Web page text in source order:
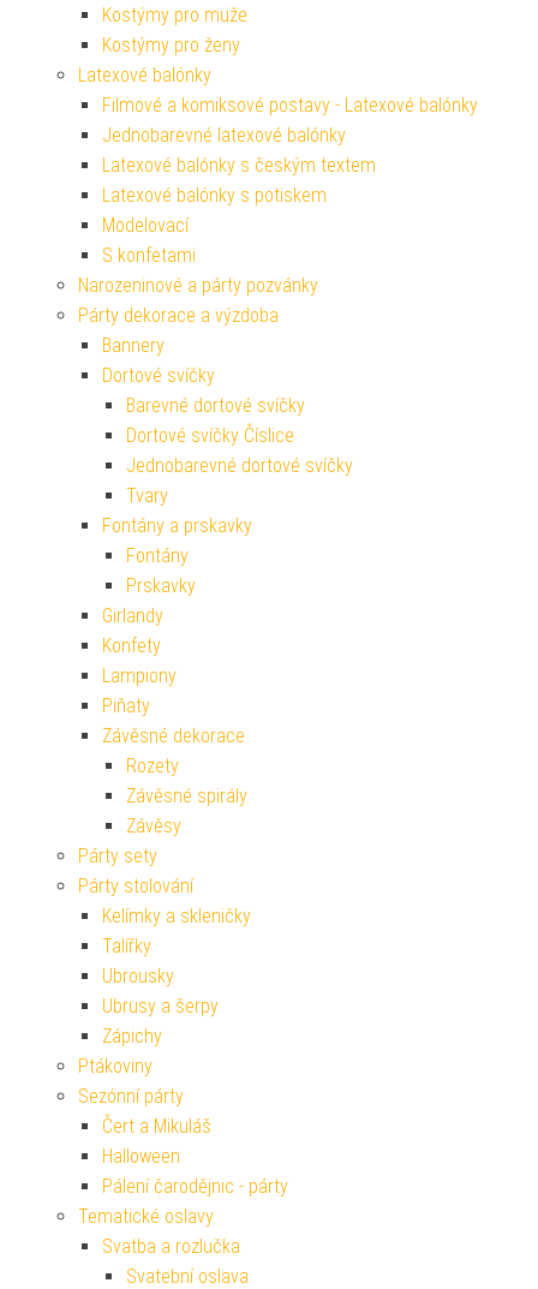
Kostýmy pro muže
Kostýmy pro ženy
Latexové balónky
Filmové a komiksové postavy - Latexové balónky
Jednobarevné latexové balónky
Latexové balónky s českým textem
Latexové balónky s potiskem
Modelovací
S konfetami
Narozeninové a párty pozvánky
Párty dekorace a výzdoba
Bannery
Dortové svíčky
Barevné dortové svíčky
Dortové svíčky Číslice
Jednobarevné dortové svíčky
Tvary
Fontány a prskavky
Fontány
Prskavky
Girlandy
Konfety
Lampiony
Piňaty
Závěsné dekorace
Rozety
Závěsné spirály
Závěsy
Párty sety
Párty stolování
Kelímky a skleničky
Talířky
Ubrousky
Ubrusy a šerpy
Zápichy
Ptákoviny
Sezónní párty
Čert a Mikuláš
Halloween
Pálení čarodějnic - párty
Tematické oslavy
Svatba a rozlučka
Svatební oslava